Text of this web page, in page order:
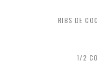
RIBS DE
1/2